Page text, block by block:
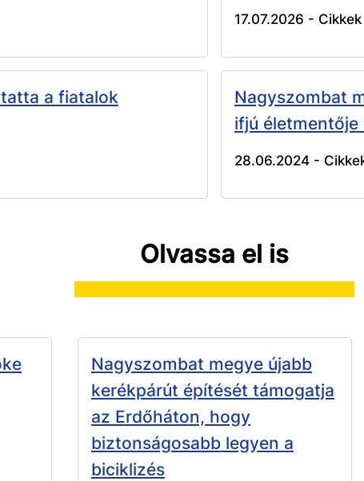
17.07.2026 - Cikkek
a fiatalok
Nagyszombat
ifjú
28.06.2024 -
Olvassa el is
Nagyszombat megye újabb
kerékpárút építését támogatja
az Erdőháton, hogy
biztonságosabb legyen a
biciklizés